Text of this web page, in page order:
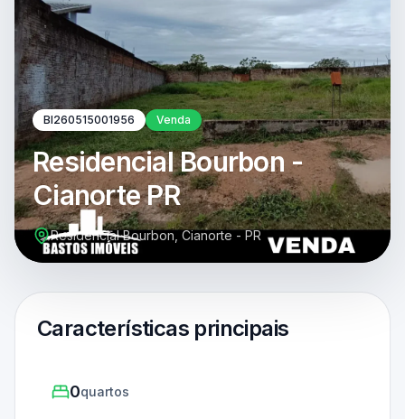
BI260515001956 Venda
Residencial Bourbon -
Cianorte PR
Residencial Bourbon, Cianorte - PR
Características principais
0quartos